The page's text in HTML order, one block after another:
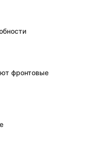
фронтовые